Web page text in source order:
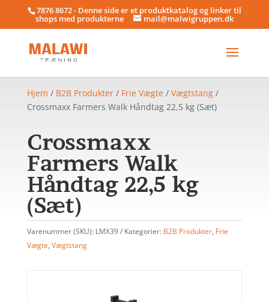
7876 8672 - Denne side er et produktkatalog og linker til
shops med produkterne mail@malwigruppen.dk
Hjem / B2B Produkter/ Frie Vægte/ Vægtstang/
Crossmaxx Farmers Walk Håndtag 22,5 kg (Sæt)
Crossmaxx
Farmers Walk
Håndtag 22,5 kg
(Sæt)
Varenummer (SKU): LMX39 Kategorier: B2B Produkter, Frie
Vægte, Vægtstang